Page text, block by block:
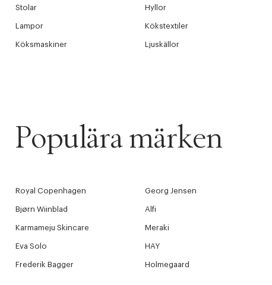
Stolar Hyllor
Lampor Kökstextiler
Köksmaskiner Ljuskällor
Populära märken
Royal Copenhagen Georg Jensen
Bjørn Wiinblad Alfi
Karmameju Skincare Meraki
Eva Solo HAY
Frederik Bagger Holmegaard